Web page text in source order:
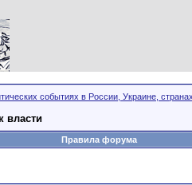
событиях в России, Украине,
власти
Правила форума